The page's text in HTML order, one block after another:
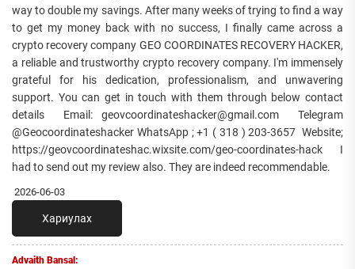
way to double my savings. After many weeks of trying to find a way
to get my money back with no success, I finally came across a
crypto recovery company GEO COORDINATES RECOVERY HACKER,
a reliable and trustworthy crypto recovery company. I'm immensely
grateful for his dedication, professionalism, and unwavering
support. You can get in touch with them through below contact
details Email: geovcoordinateshacker@gmail.com Telegram
@Geocoordinateshacker WhatsApp ; +1 ( 318 ) 203-3657 Website;
https://geovcoordinateshac.wixsite.com/geo-coordinates-hack I
had to send out my review also. They are indeed recommendable.
2026-06-03
Хариулах
Advaith Bansal: